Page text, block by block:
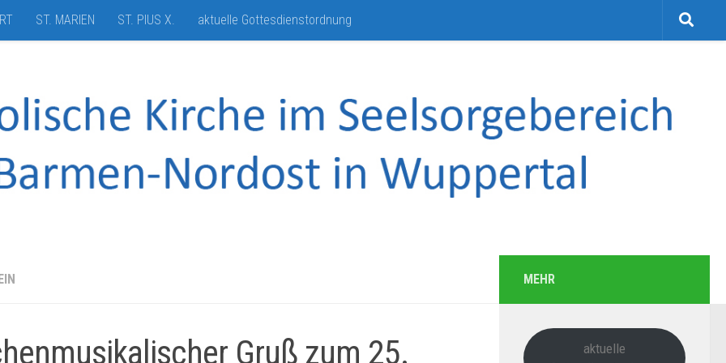
ST. MARIEN ST. PIUS X. aktuelle Gottesdienstordnung
Gruß zum 25.
MEHR
aktuelle